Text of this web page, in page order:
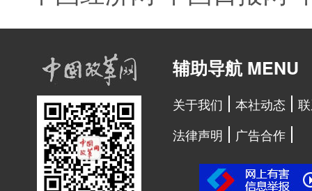
辅助导航 MENU
关于我们 本社动态
法律声明
广告合作